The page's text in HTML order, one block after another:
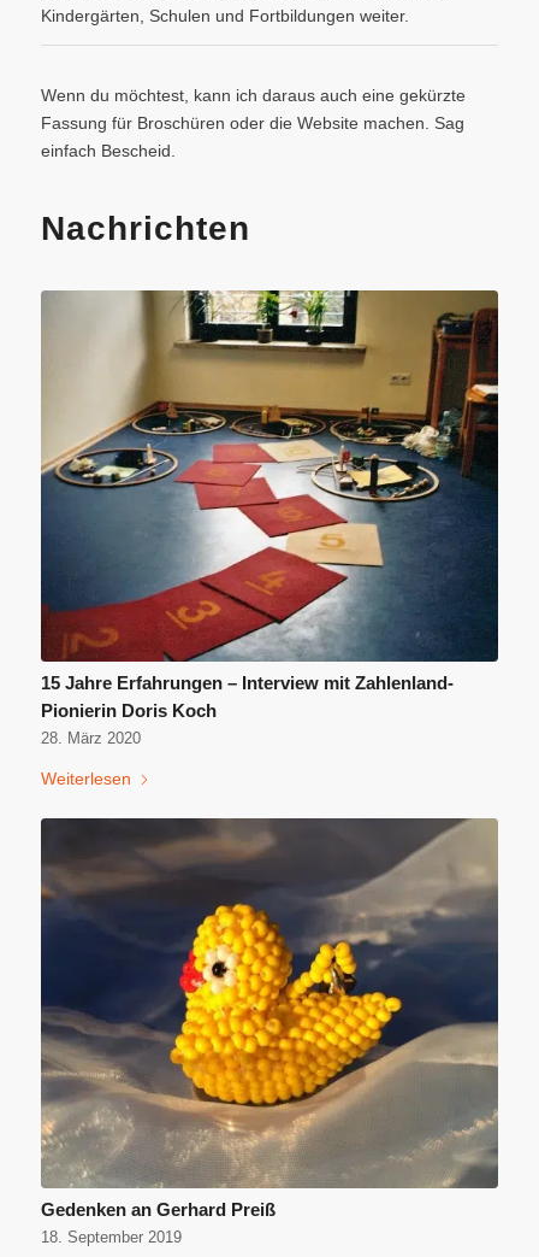
Kindergärten, Schulen und Fortbildungen weiter.
Wenn du möchtest, kann ich daraus auch eine gekürzte
Fassung für Broschüren oder die Website machen. Sag
einfach Bescheid.
Nachrichten
15 Jahre Erfahrungen – Interview mit Zahlenland-
Pionierin Doris Koch
28. März 2020
Weiterlesen
Gedenken an Gerhard Preiß
18. September 2019